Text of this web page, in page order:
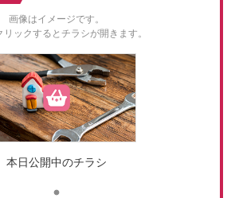
画像はイメージです。
リックするとチラシが開きます。
本日公開中のチラシ